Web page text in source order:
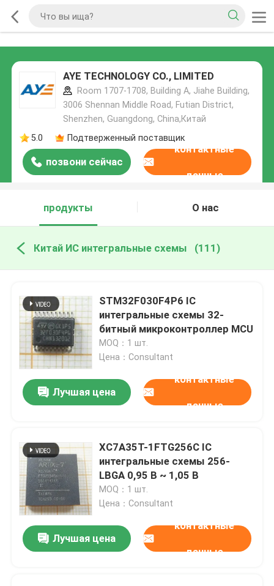
AYE TECHNOLOGY CO., LIMITED
Room 1707-1708, Building A, Jiahe Building,
3006 Shennan Middle Road, Futian District,
Shenzhen, Guangdong, China,Китай
5.0
Подтверженный поставщик
позвони сейчас
контактные
данные
продукты О нас
Китай ИС интегральные схемы (111)
STM32F030F4P6 IC
интегральные схемы 32-
битный микроконтроллер MCU
MOQ：1 шт.
Цена：Consultant
Лучшая цена
контактные
данные
XC7A35T-1FTG256C IC
интегральные схемы 256-
LBGA 0,95 В ~ 1,05 В
MOQ：1 шт.
Цена：Consultant
Лучшая цена
контактные
данные